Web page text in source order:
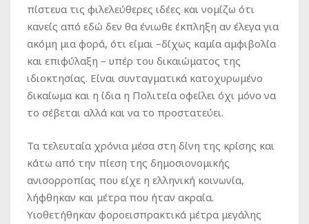
πίστευα τις φιλελεύθερες ιδέες και νομίζω ότι
κανείς από εδώ δεν θα ένιωθε έκπληξη αν έλεγα για
ακόμη μια φορά, ότι είμαι –δίχως καμία αμφιβολία
και επιφύλαξη – υπέρ του δικαιώματος της
ιδιοκτησίας. Είναι συνταγματικά κατοχυρωμένο
δικαίωμα και η ίδια η Πολιτεία οφείλει όχι μόνο να
το σέβεται αλλά και να το προστατεύει.
Τα τελευταία χρόνια μέσα στη δίνη της κρίσης και
κάτω από την πίεση της δημοσιονομικής
ανισορροπίας που είχε η ελληνική κοινωνία,
λήφθηκαν και μέτρα που ήταν ακραία.
Υιοθετήθηκαν φοροεισπρακτικά μέτρα μεγάλης